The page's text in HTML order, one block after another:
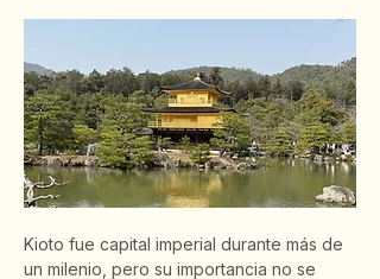
Kioto fue capital imperial durante más de
un milenio, pero su importancia no se